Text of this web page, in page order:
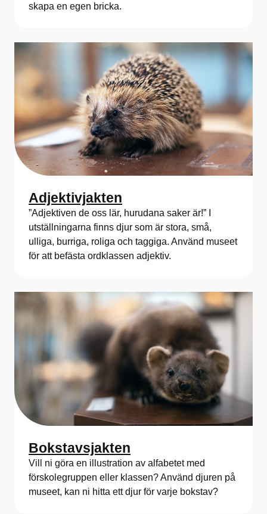
skapa en egen bricka.
Adjektivjakten
”Adjektiven de oss lär, hurudana saker är!” I
utställningarna finns djur som är stora, små,
ulliga, burriga, roliga och taggiga. Använd museet
för att befästa ordklassen adjektiv.
Bokstavsjakten
Vill ni göra en illustration av alfabetet med
förskolegruppen eller klassen? Använd djuren på
museet, kan ni hitta ett djur för varje bokstav?